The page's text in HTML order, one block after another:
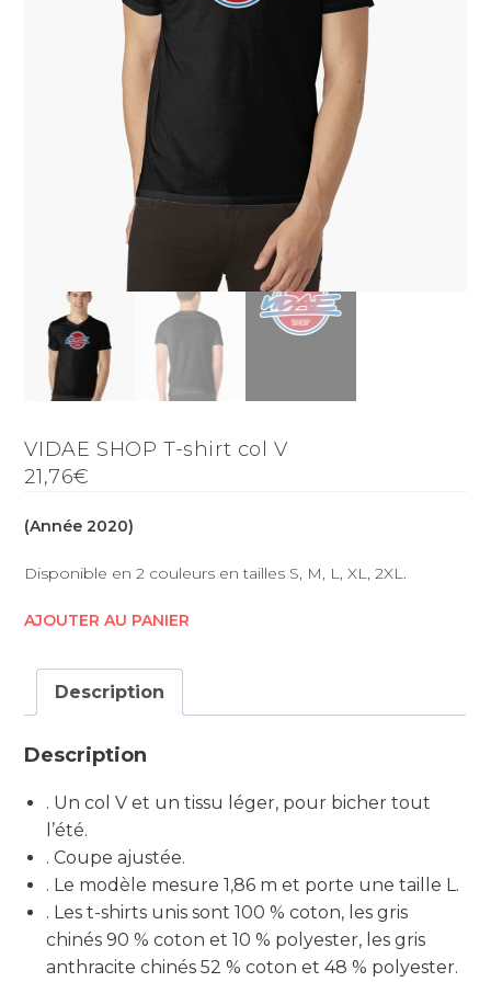
VIDAE SHOP T-shirt col V
21,76€
(Année 2020)
Disponible en 2 couleurs en tailles S, M, L, XL, 2XL.
AJOUTER AU PANIER
Description
Description
. Un col V et un tissu léger, pour bicher tout
l’été.
. Coupe ajustée.
. Le modèle mesure 1,86 m et porte une taille L.
. Les t-shirts unis sont 100 % coton, les gris
chinés 90 % coton et 10 % polyester, les gris
anthracite chinés 52 % coton et 48 % polyester.